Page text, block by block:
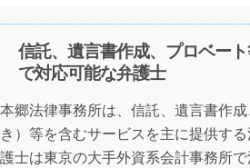
信託、遺言書作成、プロベー
で対応可能な弁護士
本郷法律事務所は、信託、遺言書作
き）等を含むサービスを主に提供す
護士は東京の大手外資系会計事務所